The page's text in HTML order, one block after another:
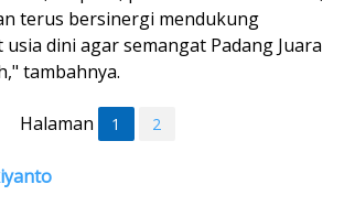
terus bersinergi mendukung
dini agar semangat Padang Juara
tambahnya.
Halaman 1 2